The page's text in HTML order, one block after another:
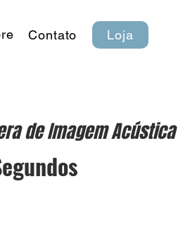
Contato Loja
de Imagem Acústica